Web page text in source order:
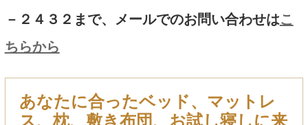
－２４３２まで、メールでのお問い合わせはこ
ちらから
あなたに合ったベッド、マットレ
ス、枕、敷き布団、お試し寝しに来